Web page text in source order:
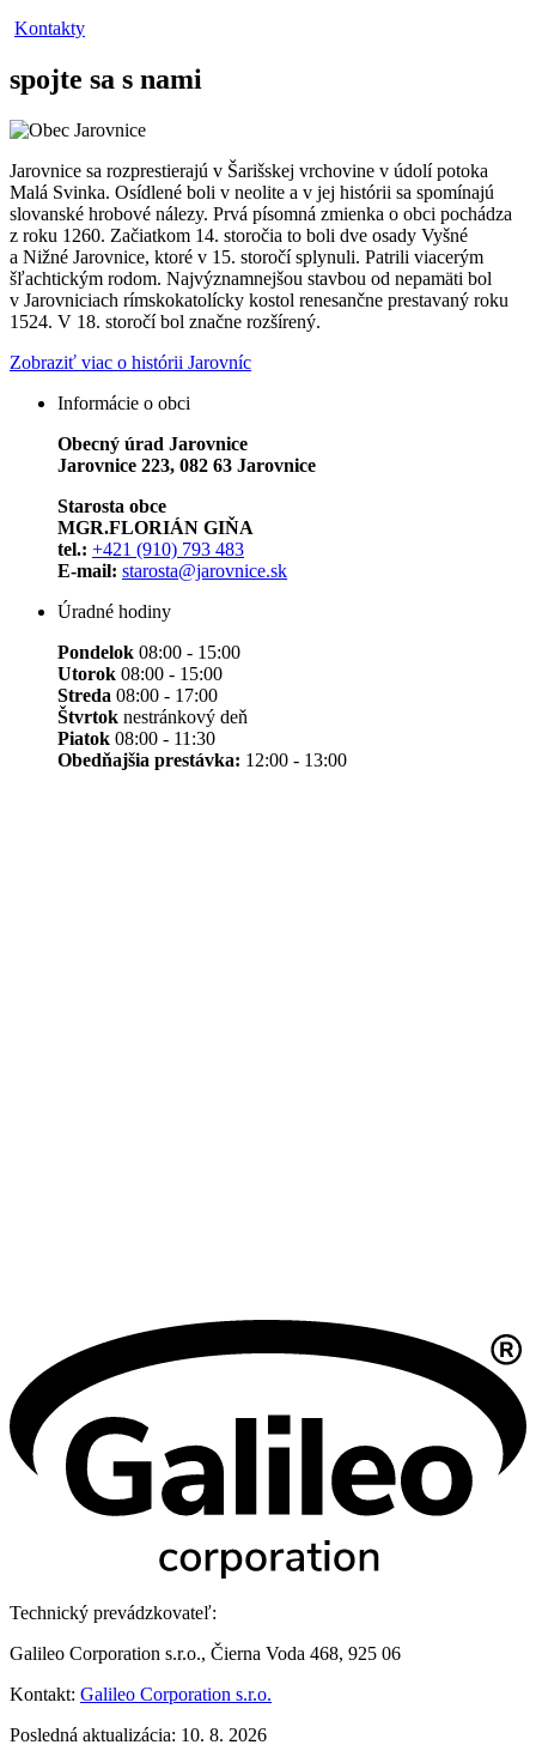
Kontakty
spojte sa s nami
Jarovnice sa rozprestierajú v Šarišskej vrchovine v údolí potoka
Malá Svinka. Osídlené boli v neolite a v jej histórii sa spomínajú
slovanské hrobové nálezy. Prvá písomná zmienka o obci pochádza
z roku 1260. Začiatkom 14. storočia to boli dve osady Vyšné
a Nižné Jarovnice, ktoré v 15. storočí splynuli. Patrili viacerým
šľachtickým rodom. Najvýznamnejšou stavbou od nepamäti bol
v Jarovniciach rímskokatolícky kostol renesančne prestavaný roku
1524. V 18. storočí bol značne rozšírený.
Zobraziť viac o histórii Jarovníc
Informácie o obci
Obecný úrad Jarovnice
Jarovnice 223, 082 63 Jarovnice
Starosta obce
MGR.FLORIÁN GIŇA
tel.: +421 (910) 793 483
E-mail: starosta@jarovnice.sk
Úradné hodiny
Pondelok 08:00 - 15:00
Utorok 08:00 - 15:00
Streda 08:00 - 17:00
Štvrtok nestránkový deň
Piatok 08:00 - 11:30
Obedňajšia prestávka: 12:00 - 13:00
Technický prevádzkovateľ:
Galileo Corporation s.r.o., Čierna Voda 468, 925 06
Kontakt: Galileo Corporation s.r.o.
Posledná aktualizácia: 10. 8. 2026